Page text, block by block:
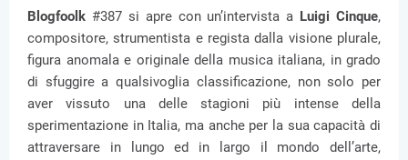
Blogfoolk #387 si apre con un’intervista a Luigi Cinque,
compositore, strumentista e regista dalla visione plurale,
figura anomala e originale della musica italiana, in grado
di sfuggire a qualsivoglia classificazione, non solo per
aver vissuto una delle stagioni più intense della
sperimentazione in Italia, ma anche per la sua capacità di
attraversare in lungo ed in largo il mondo dell’arte,